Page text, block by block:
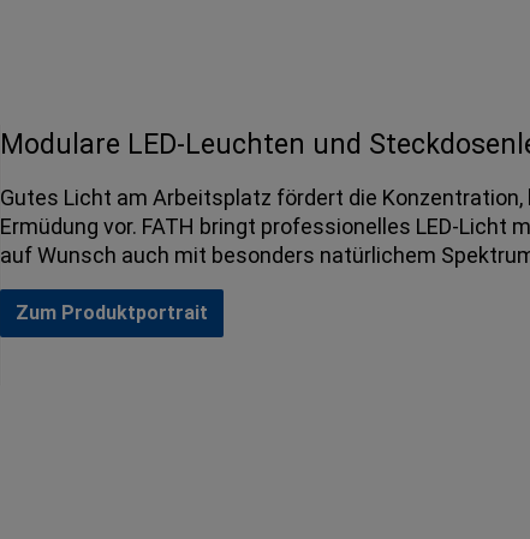
Modulare LED-Leuchten und
Gutes Licht am Arbeitsplatz fördert die
Ermüdung vor. FATH bringt professionelles LED-
auf Wunsch auch mit besonders natürlichem
Zum Produktportrait